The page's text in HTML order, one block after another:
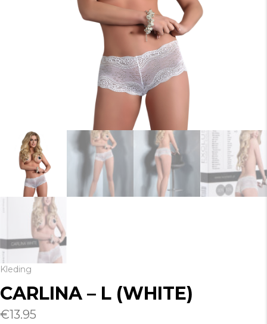
Kleding
CARLINA – L (WHITE)
€13.95